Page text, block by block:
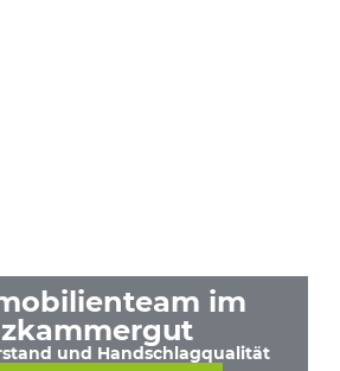
im
und Handschlagqualität